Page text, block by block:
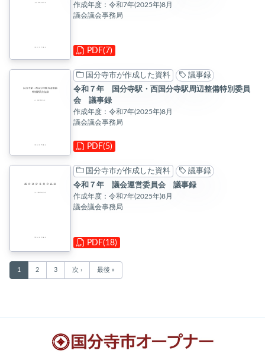
作成年度：令和7年(2025年)8月
議会議会事務局
PDF(7)
国分寺市が作成した資料
議事録
令和７年 国分寺駅・西国分寺駅周辺整備特別委員
会 議事録
作成年度：令和7年(2025年)8月
議会議会事務局
PDF(5)
国分寺市が作成した資料
議事録
令和７年 議会運営委員会 議事録
作成年度：令和7年(2025年)8月
議会議会事務局
PDF(18)
1 2 3 次 › 最後 »